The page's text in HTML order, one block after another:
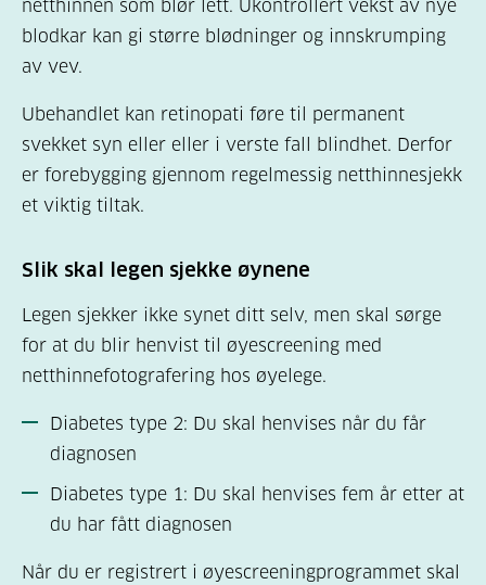
netthinnen som blør lett. Ukontrollert vekst av nye
blodkar kan gi større blødninger og innskrumping
av vev.
Ubehandlet kan retinopati føre til permanent
svekket syn eller eller i verste fall blindhet. Derfor
er forebygging gjennom regelmessig netthinnesjekk
et viktig tiltak.
Slik skal legen sjekke øynene
Legen sjekker ikke synet ditt selv, men skal sørge
for at du blir henvist til øyescreening med
netthinnefotografering hos øyelege.
Diabetes type 2: Du skal henvises når du får
diagnosen
Diabetes type 1: Du skal henvises fem år etter at
du har fått diagnosen
Når du er registrert i øyescreeningprogrammet skal